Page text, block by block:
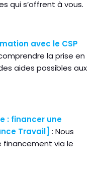
qui s’offrent à vous.
avec le CSP
la prise en
aides possibles aux
: financer une
Travail] : Nous
financement via le